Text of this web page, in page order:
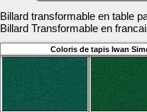
Billard transformable en table
Billard Transformable en
Coloris de tapis Iwan